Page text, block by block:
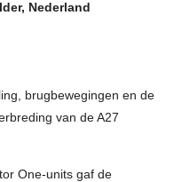
Nederland
brugbewegingen en de
van de A27
One-units gaf de